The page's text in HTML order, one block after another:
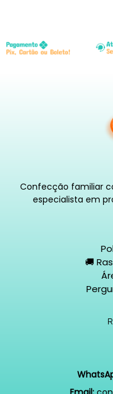
Confecção familiar
especialista em
🚚